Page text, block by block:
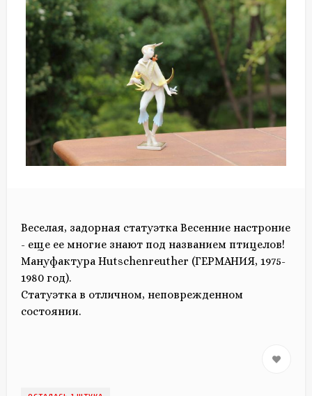
Веселая, задорная статуэтка Весенние настроние
- еще ее многие знают под названием птицелов!
Мануфактура Hutschenreuther (ГЕРМАНИЯ, 1975-
1980 год).
Статуэтка в отличном, неповрежденном
состоянии.